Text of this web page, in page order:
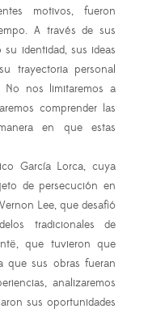
motivos, fueron
A través de sus
identidad, sus ideas
trayectoria personal
nos limitaremos a
comprender las
en que estas
García Lorca, cuya
de persecución en
Lee, que desafió
tradicionales de
que tuvieron que
que sus obras fueran
analizaremos
sus oportunidades